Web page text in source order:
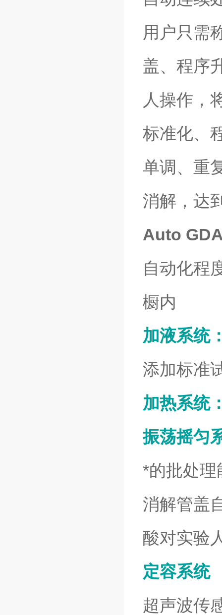
用户只需
盖、程序
人操作，
标准化、
单调、重
消解，达
Auto
自动化程
橱内
加液系统
添加标准
加热系统
振荡摇匀
*的批处理
消解管盖
酸对实验
定容系统
超声波传